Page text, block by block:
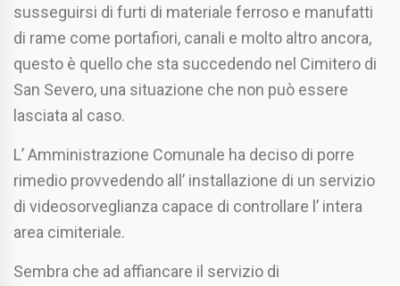
susseguirsi di furti di materiale ferroso e manufatti
di rame come portafiori, canali e molto altro ancora,
questo è quello che sta succedendo nel Cimitero di
San Severo, una situazione che non può essere
lasciata al caso.
L’ Amministrazione Comunale ha deciso di porre
rimedio provvedendo all’ installazione di un servizio
di videosorveglianza capace di controllare l’ intera
area cimiteriale.
Sembra che ad affiancare il servizio di